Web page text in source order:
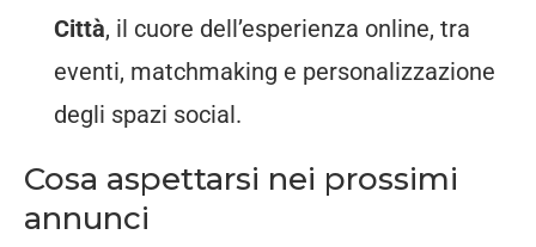
Città, il cuore dell’esperienza online, tra
eventi, matchmaking e personalizzazione
degli spazi social.
Cosa aspettarsi nei prossimi
annunci